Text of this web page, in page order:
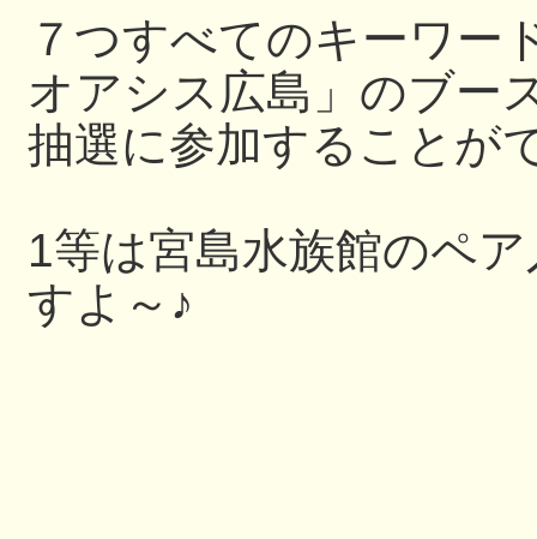
７つすべてのキーワー
オアシス広島」のブー
抽選に参加することが
1等は宮島水族館のペ
すよ～♪